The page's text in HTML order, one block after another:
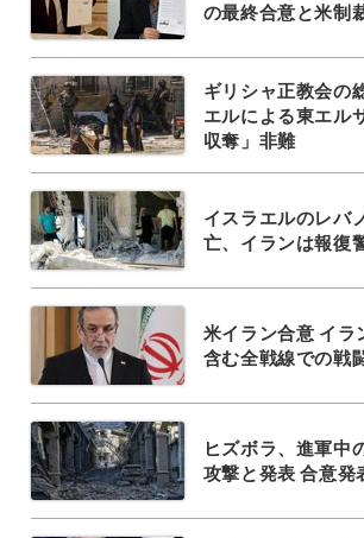
の最終合意と米制
ギリシャ正教会の
エルによる東エル
収奪」非難
イスラエルのレバ
亡、イランは報復
米イラン合意 イラ
含む全戦線での戦
ヒズボラ、進軍中
攻撃と発表 合意発